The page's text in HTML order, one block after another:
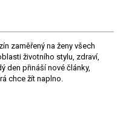
zaměřený na ženy všech
životního stylu, zdraví,
den přináší nové články,
chce žít naplno.